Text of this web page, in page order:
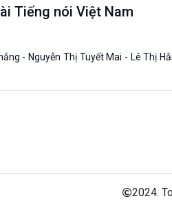
Tiếng nói Việt Nam
- Nguyễn Thị Tuyết Mai - Lê Thị
2024.